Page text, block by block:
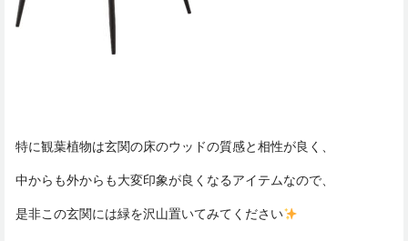
特に観葉植物は玄関の床のウッドの質感と相性が良く、
中からも外からも大変印象が良くなるアイテムなので、
是非この玄関には緑を沢山置いてみてください